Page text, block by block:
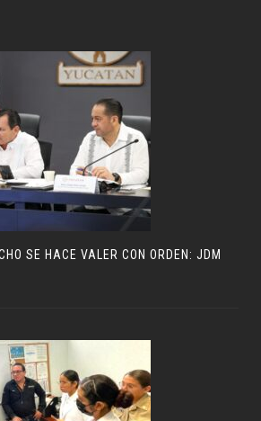
SE HACE VALER CON ORDEN: JDM